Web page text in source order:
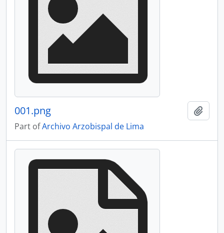
001.png
Part ofArchivo Arzobispal de Lima